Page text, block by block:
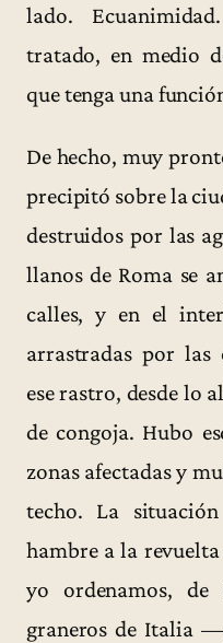
lado.
tratado, en medio
que tenga una
De hecho, muy
precipitó sobre la
destruidos por las
llanos de Roma se
calles, y en el
arrastradas por las
ese rastro, desde lo
de congoja. Hubo
zonas afectadas y
techo. La
hambre a la
yo ordenamos,
graneros de Italia